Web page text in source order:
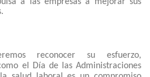
a las empresas a mejorar sus
reconocer su esfuerzo,
el Día de las Administraciones